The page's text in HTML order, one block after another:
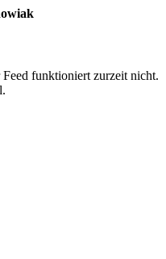
funktioniert zurzeit nicht.